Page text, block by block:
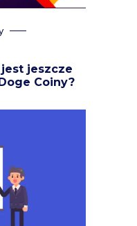
jest jeszcze
Coiny?